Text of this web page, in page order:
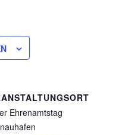
Ehrenamtstag